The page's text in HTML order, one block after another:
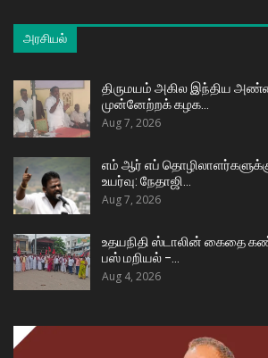
அரசியல்
திருமயம் அகில இந்திய
முன்னேற்றக் கழக…
Aug 7, 2026
எம் ஆர் எப்
உயர்வு: நேதாஜி…
Aug 7, 2026
உதயநிதி ஸ்டாலின் கைதை
பஸ் மறியல் –…
Aug 4, 2026